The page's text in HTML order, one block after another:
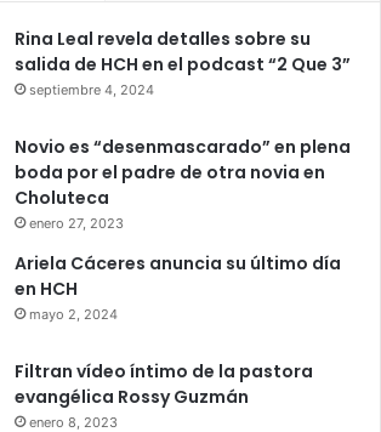
Rina Leal revela detalles sobre su
salida de HCH en el podcast “2 Que 3”
septiembre 4, 2024
Novio es “desenmascarado” en plena
boda por el padre de otra novia en
Choluteca
enero 27, 2023
Ariela Cáceres anuncia su último día
en HCH
mayo 2, 2024
Filtran vídeo íntimo de la pastora
evangélica Rossy Guzmán
enero 8, 2023